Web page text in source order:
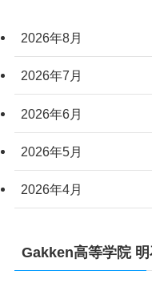
2026年8月
2026年7月
2026年6月
2026年5月
2026年4月
Gakken高等学院